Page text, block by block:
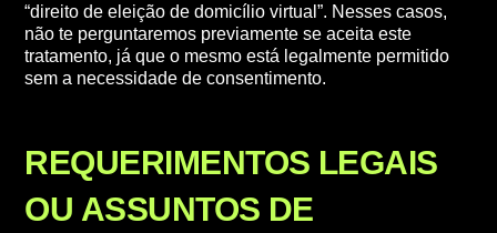
“direito de eleição de domicílio virtual”. Nesses casos,
não te perguntaremos previamente se aceita este
tratamento, já que o mesmo está legalmente permitido
sem a necessidade de consentimento.
REQUERIMENTOS LEGAIS
OU ASSUNTOS DE